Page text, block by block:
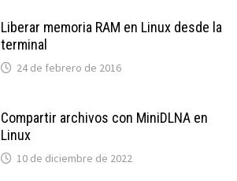
Liberar memoria RAM en Linux desde la
terminal
24 de febrero de 2016
Compartir archivos con MiniDLNA en
Linux
10 de diciembre de 2022